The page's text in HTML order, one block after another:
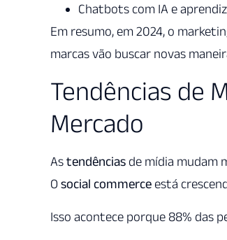
Chatbots com IA e
Em resumo, em 2024, o
marcas vão buscar novas
Tendências de
Mercado
Astendências de mídia mudam
Osocial commerce está
Isso acontece porque 88% das